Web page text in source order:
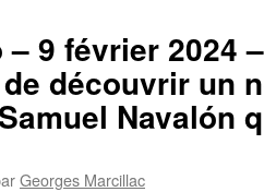
9 février 2024
découvrir un
Navalón
Georges Marcillac